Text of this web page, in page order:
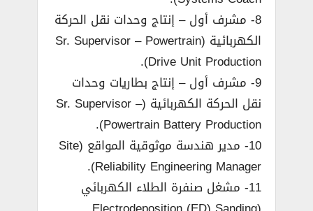
8- مشرف أول – إنتاج وحدات نقل الحركة
الكهربائية (Sr. Supervisor – Powertrain
Drive Unit Production).
9- مشرف أول – إنتاج بطاريات وحدات
نقل الحركة الكهربائية (Sr. Supervisor –
Powertrain Battery Production).
10- مدير هندسة موثوقية المواقع (Site
Reliability Engineering Manager).
11- مشغل صنفرة الطلاء الكهربائي